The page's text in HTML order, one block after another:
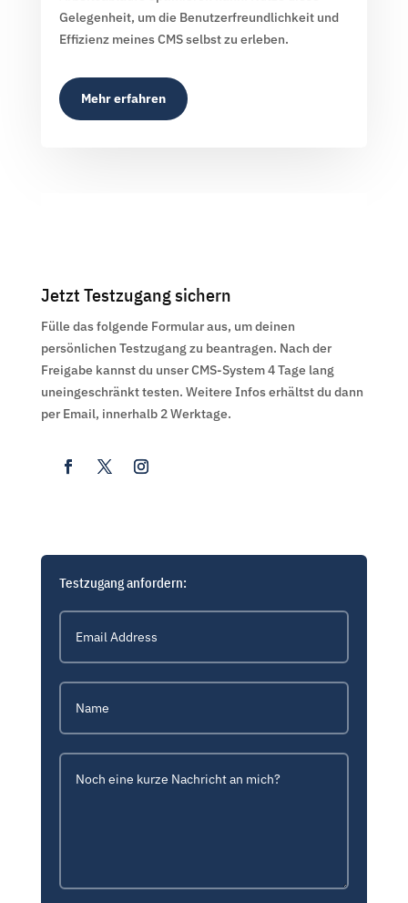
Gelegenheit, um die Benutzerfreundlichkeit und
Effizienz meines CMS selbst zu erleben.
Mehr erfahren
Jetzt Testzugang sichern
Fülle das folgende Formular aus, um deinen
persönlichen Testzugang zu beantragen. Nach der
Freigabe kannst du unser CMS-System 4 Tage lang
uneingeschränkt testen. Weitere Infos erhältst du dann
per Email, innerhalb 2 Werktage.
Testzugang anfordern: